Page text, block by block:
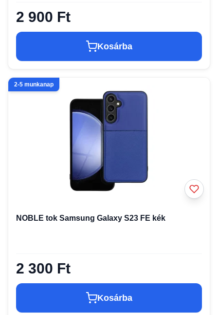
2 900 Ft
Kosárba
2-5 munkanap
NOBLE tok Samsung Galaxy S23 FE kék
2 300 Ft
Kosárba